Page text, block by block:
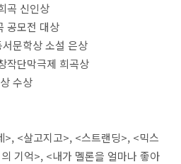
곡 신인상
공모전 대상
문학상 소설 은상
작단막극제 희곡상
수상
>, <살고지고>, <스트랜딩>, <믹스
기억>, <내가 멜론을 얼마나 좋아